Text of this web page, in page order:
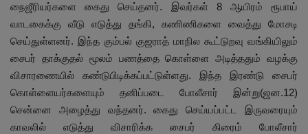
நைஜீரியர்களை கைது செய்தனர். இவர்கள் 8 ஆயிரம் ரூபாய்
வாடகைக்கு வீடு எடுத்து தங்கி, கணிணிகளை வைத்து மோசடி
செய்துள்ளனர். இந்த கும்பல் குஜராத் மாநில கூட்டுறவு வங்கியிலும்
சைபர் தாக்குதல் மூலம் பணத்தை கொள்ளை அடித்ததும் வழக்கு
விசாரணையில் கண்டுபிடிக்கப்பட்டுள்ளது. இந்த இரண்டு சைபர்
கொள்ளையர்களையும் தனிப்படை போலீசார் இன்று(ஜன.12)
சென்னை அழைத்து வந்தனர். கைது செய்யப்பட்ட இருவரையும்
காவலில் எடுத்து விசாரிக்க சைபர் கிரைம் போலீசார்